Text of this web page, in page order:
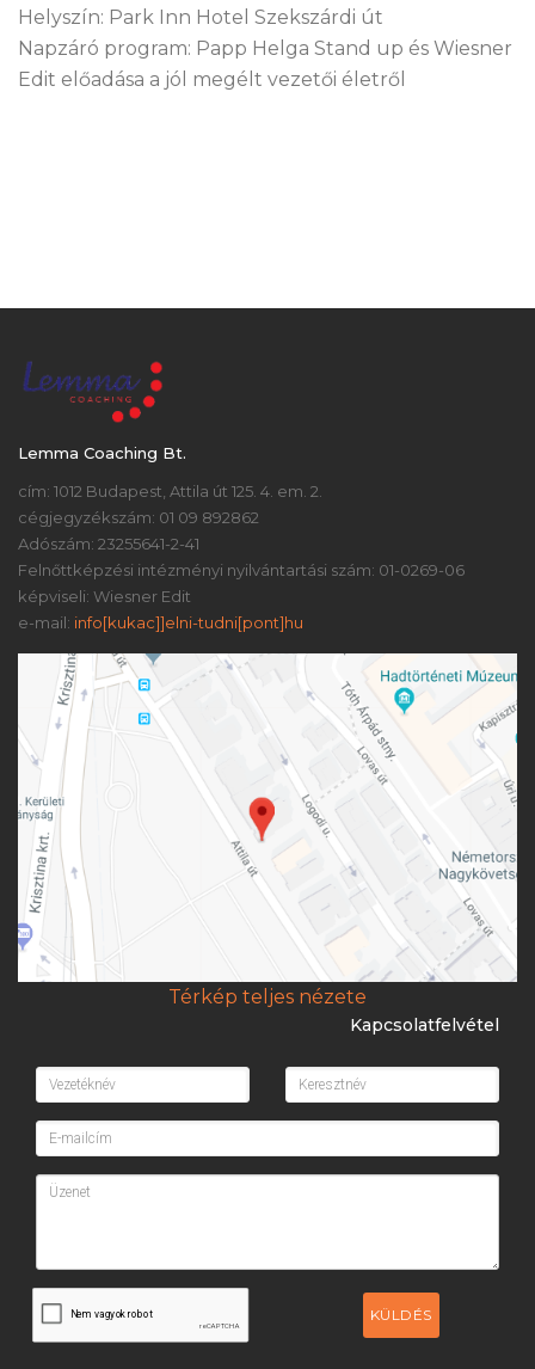
Helyszín: Park Inn Hotel Szekszárdi út
Napzáró program: Papp Helga Stand up és Wiesner
Edit előadása a jól megélt vezetői életről
Lemma Coaching Bt.
cím: 1012 Budapest, Attila út 125. 4. em. 2.
cégjegyzékszám: 01 09 892862
Adószám: 23255641-2-41
Felnőttképzési intézményi nyilvántartási szám: 01-0269-06
képviseli: Wiesner Edit
e-mail: info[kukac]]elni-tudni[pont]hu
Térkép teljes nézete
Kapcsolatfelvétel
KÜLDÉS